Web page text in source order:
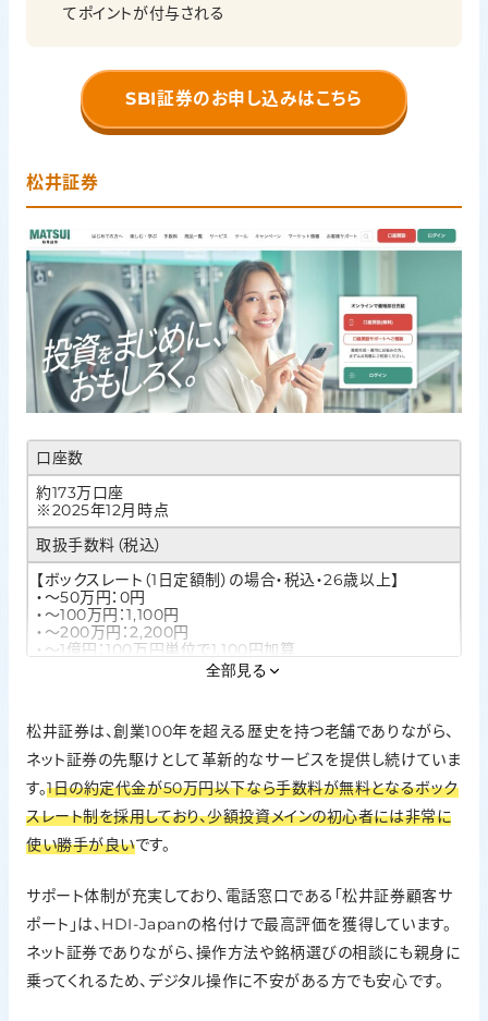
てポイントが付与される
SBI証券のお申し込みはこちら
松井証券
口座数
約173万口座
※2025年12月時点
取扱手数料（税込）
【ボックスレート（1日定額制）の場合・税込・26歳以上】
・～50万円：0円
・～100万円：1,100円
・～200万円：2,200円
・～1億円：100万円単位で1,100円加算
・1億円超：110,000円（上限）
○
IPO実績
51社(2025年)
投資信託の銘柄数
米国株
ポイント投資
全部見る
松井証券は、創業100年を超える歴史を持つ老舗でありながら、
ネット証券の先駆けとして革新的なサービスを提供し続けていま
す。1日の約定代金が50万円以下なら手数料が無料となるボック
スレート制を採用しており、少額投資メインの初心者には非常に
使い勝手が良いです。
サポート体制が充実しており、電話窓口である「松井証券顧客サ
ポート」は、HDI-Japanの格付けで最高評価を獲得しています。
ネット証券でありながら、操作方法や銘柄選びの相談にも親身に
乗ってくれるため、デジタル操作に不安がある方でも安心です。